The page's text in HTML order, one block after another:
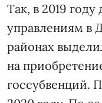
Так, в 2019
управлениям в
районах
на
госсубвенций.